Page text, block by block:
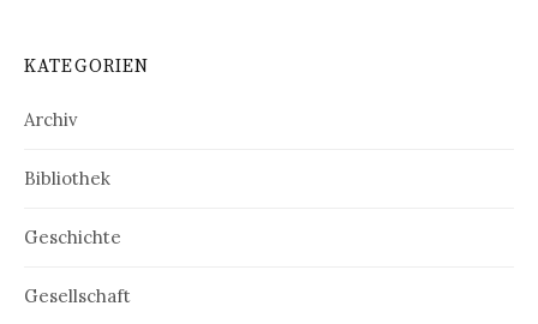
KATEGORIEN
Archiv
Bibliothek
Geschichte
Gesellschaft